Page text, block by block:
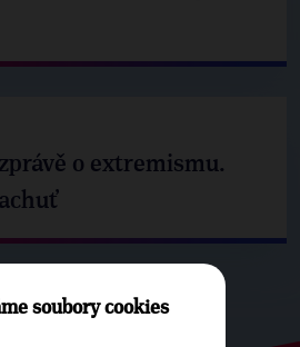
o extremismu.
soubory cookies